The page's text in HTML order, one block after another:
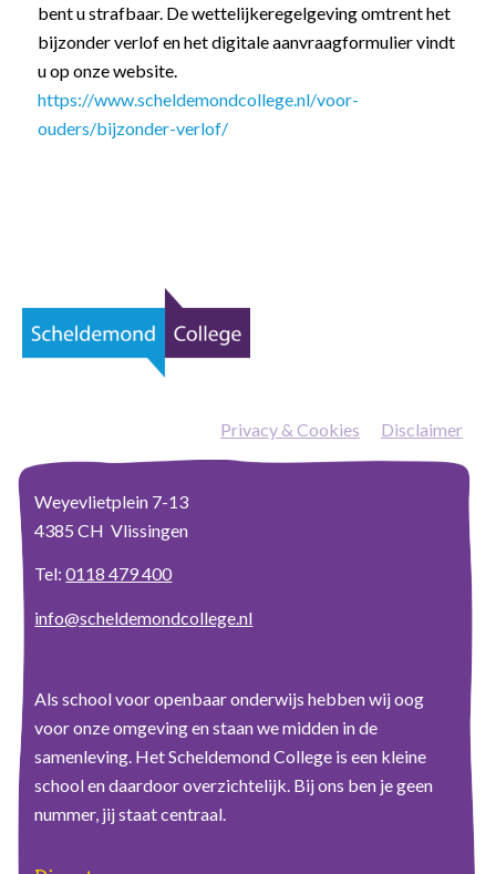
bent u strafbaar. De wettelijkeregelgeving omtrent het
bijzonder verlof en het digitale aanvraagformulier vindt
u op onze website.
https://www.scheldemondcollege.nl/voor-
ouders/bijzonder-verlof/
Privacy & Cookies Disclaimer
Weyevlietplein 7-13
4385 CH Vlissingen
Tel:0118 479 400
info@scheldemondcollege.nl
Als school voor openbaar onderwijs hebben wij oog
voor onze omgeving en staan we midden in de
samenleving. Het Scheldemond College is een kleine
school en daardoor overzichtelijk. Bij ons ben je geen
nummer, jij staat centraal.